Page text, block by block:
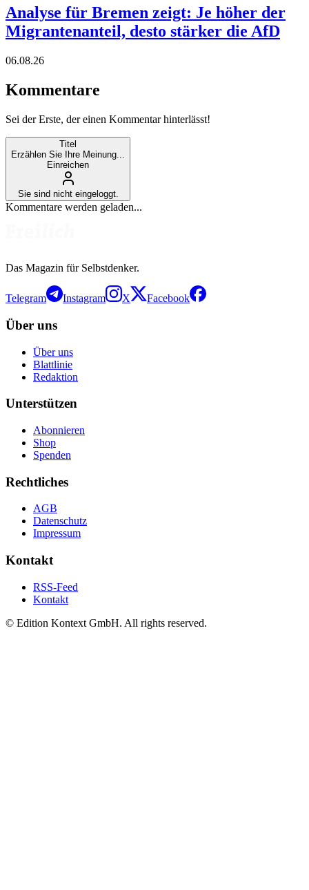
Analyse für Bremen zeigt: Je höher der
Migrantenanteil, desto stärker die AfD
06.08.26
Kommentare
Sei der Erste, der einen Kommentar hinterlässt!
Titel
Erzählen Sie Ihre Meinung...
Einreichen
Sie sind nicht eingeloggt.
Kommentare werden geladen...
Das Magazin für Selbstdenker.
Telegram Instagram X Facebook
Über uns
Über uns
Blattlinie
Redaktion
Unterstützen
Abonnieren
Shop
Spenden
Rechtliches
AGB
Datenschutz
Impressum
Kontakt
RSS-Feed
Kontakt
© Edition Kontext GmbH. All rights reserved.